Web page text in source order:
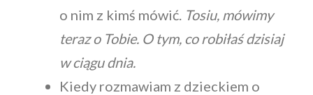
o nim z kimś mówić. Tosiu, mówimy
teraz o Tobie. O tym, co robiłaś dzisiaj
w ciągu dnia.
Kiedy rozmawiam z dzieckiem o